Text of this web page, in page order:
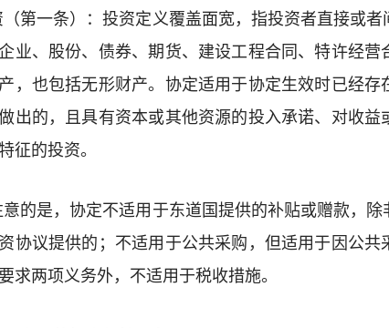
第一条）：投资定义覆盖面宽，指投资者直接或
企业、 股份、 债券、期货、 建设工程合同、特许经营
，也包括无形财产。 协定适用于协定生效时已经存
出的，且具有资本或其他资源的投入承诺、对收益
征的投资。
的是，协定不适用于东道国提供的补贴或赠款， 除
协议提供的；不适用于公共采购，但适用于因公
求两项义务外，不适用于税收措施。